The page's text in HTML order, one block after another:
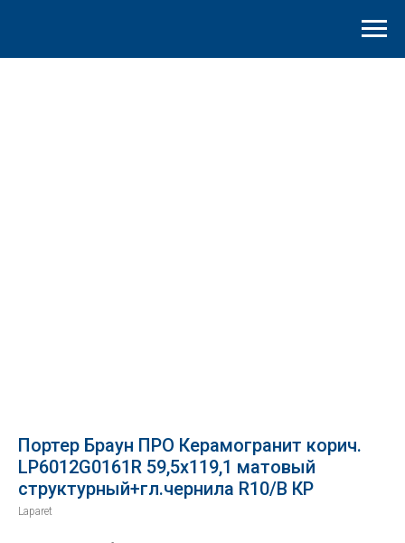
Портер Браун ПРО Керамогранит корич.
LP6012G0161R 59,5х119,1 матовый
структурный+гл.чернила R10/B КР
Laparet